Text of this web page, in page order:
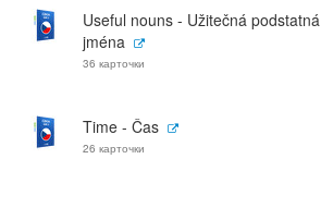
Useful nouns - Užitečná podstatná
jména
36 карточки
Time - Čas
26 карточки